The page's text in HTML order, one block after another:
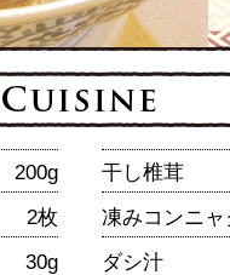
200g
干し椎茸
2枚
凍みコンニャ
30g
ダシ汁